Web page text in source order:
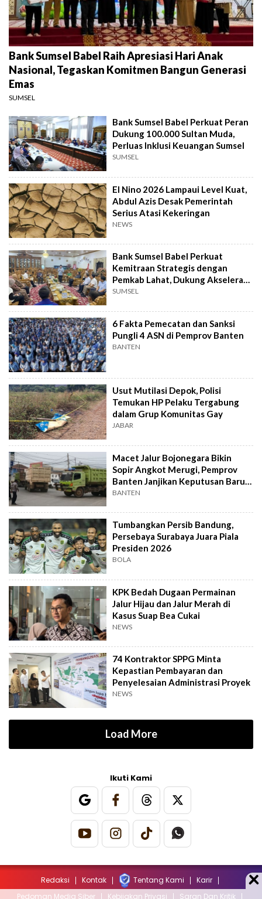
Bank Sumsel Babel Raih Apresiasi Hari Anak
Nasional, Tegaskan Komitmen Bangun Generasi
Emas
SUMSEL
Bank Sumsel Babel Perkuat Peran
Dukung 100.000 Sultan Muda,
Perluas Inklusi Keuangan Sumsel
SUMSEL
El Nino 2026 Lampaui Level Kuat,
Abdul Azis Desak Pemerintah
Serius Atasi Kekeringan
NEWS
Bank Sumsel Babel Perkuat
Kemitraan Strategis dengan
Pemkab Lahat, Dukung Akselerasi
Ekonomi Daerah
SUMSEL
6 Fakta Pemecatan dan Sanksi
Pungli 4 ASN di Pemprov Banten
BANTEN
Usut Mutilasi Depok, Polisi
Temukan HP Pelaku Tergabung
dalam Grup Komunitas Gay
JABAR
Macet Jalur Bojonegara Bikin
Sopir Angkot Merugi, Pemprov
Banten Janjikan Keputusan Baru 4
Hari Lagi
BANTEN
Tumbangkan Persib Bandung,
Persebaya Surabaya Juara Piala
Presiden 2026
BOLA
KPK Bedah Dugaan Permainan
Jalur Hijau dan Jalur Merah di
Kasus Suap Bea Cukai
NEWS
74 Kontraktor SPPG Minta
Kepastian Pembayaran dan
Penyelesaian Administrasi Proyek
NEWS
Load More
Ikuti Kami
Redaksi Kontak Tentang Kami
Karir
Pedoman Media Siber
Kebijakan Privasi Saran Dan Kritik